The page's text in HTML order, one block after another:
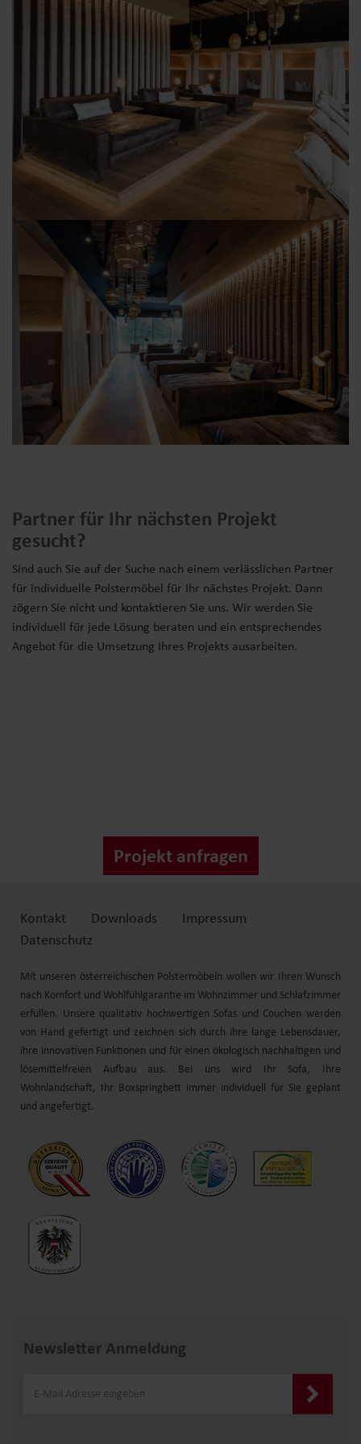
Partner für Ihr nächsten Projekt
gesucht?
Sind auch Sie auf der Suche nach einem verlässlichen Partner
für individuelle Polstermöbel für Ihr nächstes Projekt. Dann
zögern Sie nicht und kontaktieren Sie uns. Wir werden Sie
individuell für jede Lösung beraten und ein entsprechendes
Angebot für die Umsetzung Ihres Projekts ausarbeiten.
Projekt anfragen
Kontakt Downloads
Impressum
Datenschutz
Mit unseren österreichischen Polstermöbeln wollen wir Ihren Wunsch
nach Komfort und Wohlfühlgarantie im Wohnzimmer und Schlafzimmer
erfüllen. Unsere qualitativ hochwertigen Sofas und Couchen werden
von Hand gefertigt und zeichnen sich durch ihre lange Lebensdauer,
ihre innovativen Funktionen und für einen ökologisch nachhaltigen und
lösemittelfreien Aufbau aus. Bei uns wird Ihr Sofa, Ihre
Wohnlandschaft, Ihr Boxspringbett immer individuell für Sie geplant
und angefertigt.
Newsletter Anmeldung